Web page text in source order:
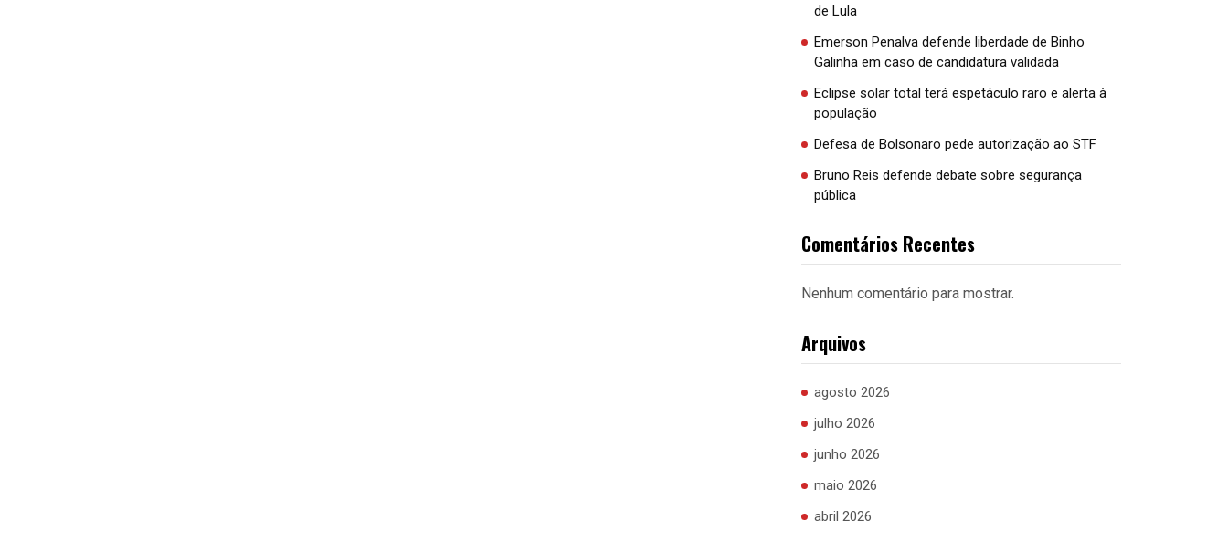
de Lula
Emerson Penalva defende liberdade de Binho
Galinha em caso de candidatura validada
Eclipse solar total terá espetáculo raro e alerta à
população
Defesa de Bolsonaro pede autorização ao STF
Bruno Reis defende debate sobre segurança
pública
Comentários Recentes
Nenhum comentário para mostrar.
Arquivos
agosto 2026
julho 2026
junho 2026
maio 2026
abril 2026